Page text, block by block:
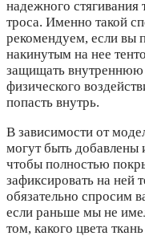
надежного стягивания
троса. Именно такой
рекомендуем, если вы
накинутым на нее
защищать внутреннюю
физического
попасть внутрь.
В зависимости от
могут быть добавлены
чтобы полностью
зафиксировать на ней
обязательно спросим
если раньше мы не
том, какого цвета